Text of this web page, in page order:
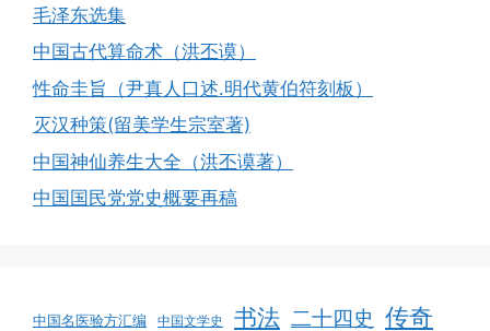
毛泽东选集
中国古代算命术（洪丕谟）
性命圭旨（尹真人口述.明代黄伯符刻板）
灭汉种策(留美学生宗室著)
中国神仙养生大全（洪丕谟著）
中国国民党党史概要再稿
中国名医验方汇编 中国文学史 书法 二十四史 传奇